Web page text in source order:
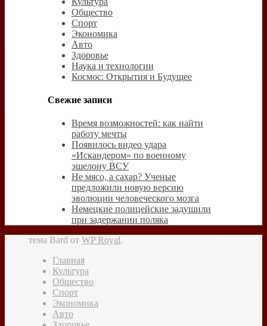
Общество
Спорт
Экономика
Авто
Здоровье
Наука и технологии
Космос: Открытия и Будущее
Свежие записи
Время возможностей: как найти
работу мечты
Появилось видео удара
«Искандером» по военному
эшелону ВСУ
Не мясо, а сахар? Ученые
предложили новую версию
эволюции человеческого мозга
Немецкие полицейские задушили
при задержании поляка
тема Bard от WP Royal.
Главная
Культура
Общество
Спорт
Экономика
Авто